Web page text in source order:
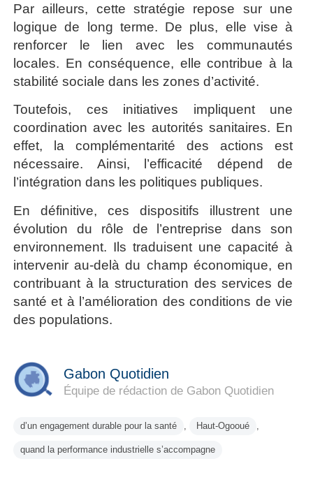
Par ailleurs, cette stratégie repose sur une
logique de long terme. De plus, elle vise à
renforcer le lien avec les communautés
locales. En conséquence, elle contribue à la
stabilité sociale dans les zones d’activité.
Toutefois, ces initiatives impliquent une
coordination avec les autorités sanitaires. En
effet, la complémentarité des actions est
nécessaire. Ainsi, l’efficacité dépend de
l’intégration dans les politiques publiques.
En définitive, ces dispositifs illustrent une
évolution du rôle de l’entreprise dans son
environnement. Ils traduisent une capacité à
intervenir au-delà du champ économique, en
contribuant à la structuration des services de
santé et à l’amélioration des conditions de vie
des populations.
Gabon Quotidien
Équipe de rédaction de Gabon Quotidien
d’un engagement durable pour la santé Haut-Ogooué
quand la performance industrielle s’accompagne